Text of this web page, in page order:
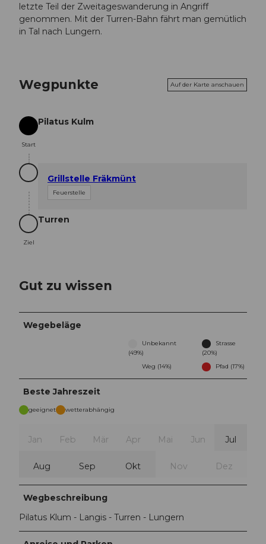
letzte Teil der Zweitageswanderung in Angriff
genommen. Mit der Turren-Bahn fährt man gemütlich
in Tal nach Lungern.
Wegpunkte Auf der Karte anschauen
Start
Start
Pilatus Kulm
Grillstelle Fräkmünt
Feuerstelle
Ziel
Ziel
Turren
Gut zu wissen
Wegebeläge
Unbekannt
(49%)
Strasse
(20%)
Weg (14%)
Pfad (17%)
Beste Jahreszeit
geeignet wetterabhängig
Jan Feb Mär Apr Mai Jun Jul
Aug Sep Okt Nov Dez
Wegbeschreibung
Pilatus Klum - Langis - Turren - Lungern